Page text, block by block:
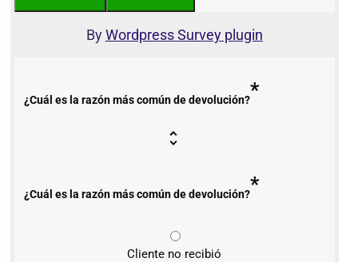
ByWordpress Survey plugin
¿Cuál es la razón más común de devolución?*
¿Cuál es la razón más común de devolución?*
Cliente no recibió